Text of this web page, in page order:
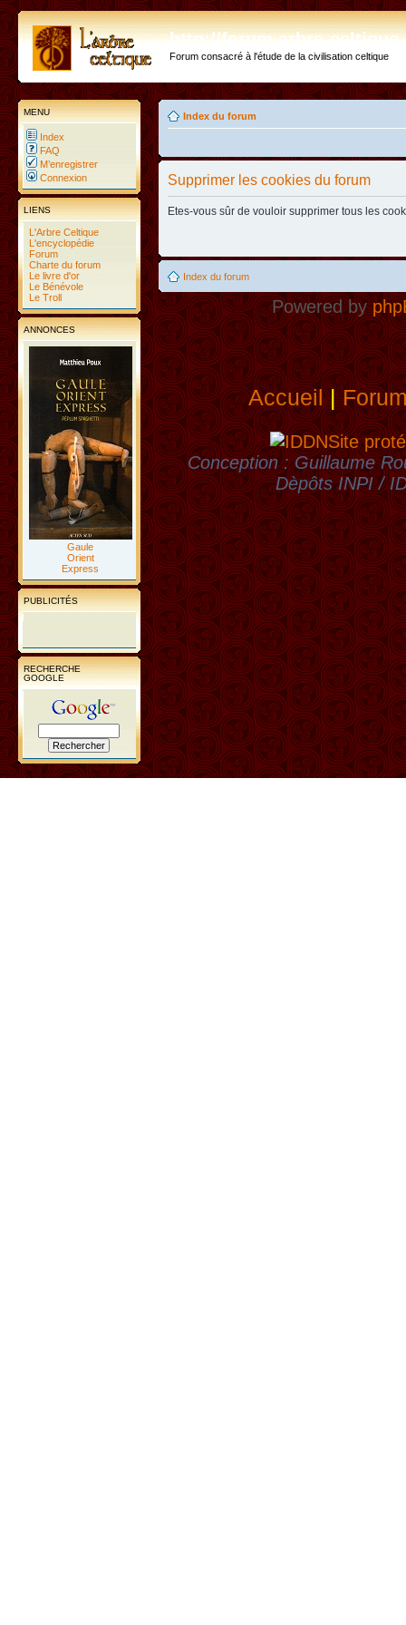
http://forum.arbre-
Forum consacré à l'étude de la civilisation celtique
MENU
Index
FAQ
M’enregistrer
Connexion
LIENS
L'Arbre Celtique
L'encyclopédie
Forum
Charte du forum
Le livre d'or
Le Bénévole
Le Troll
ANNONCES
Gaule
Orient
Express
PUBLICITÉS
RECHERCHE
GOOGLE
Index du forum
Supprimer les cookies du forum
Etes-vous sûr de vouloir supprimer tous les
Index du forum
Powered by
Accueil|
Site
Conception : Guillaume
Dèpôts INPI /